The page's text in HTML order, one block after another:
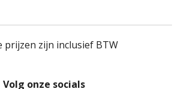
prijzen zijn inclusief BTW
Volg onze socials